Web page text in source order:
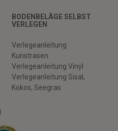
BODENBELÄGE SELBST
VERLEGEN
Verlegeanleitung
Kunstrasen
Verlegeanleitung Vinyl
Verlegeanleitung Sisal,
Kokos, Seegras